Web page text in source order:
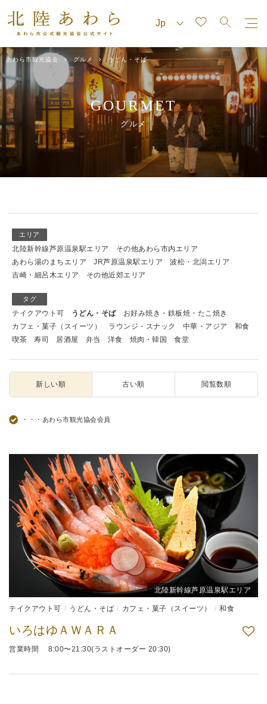
あわら市観光協会 グルメ うどん・そば
GOURMET
グルメ
エリア
北陸新幹線芦原温泉駅エリア
その他あわら市内エリア
あわら湯のまちエリア
JR芦原温泉駅エリア
波松・北潟エリア
吉崎・細呂木エリア
その他近郊エリア
タグ
テイクアウト可 うどん・そば
お好み焼き・鉄板焼・たこ焼き
カフェ・菓子（スイーツ）
ラウンジ・スナック 中華・アジア
和食
喫茶
寿司 居酒屋 弁当 洋食 焼肉・韓国 食堂
新しい順 古い順 閲覧数順
・・・あわら市観光協会会員
北陸新幹線芦原温泉駅エリア
テイクアウト可 うどん・そば カフェ・菓子（スイーツ） 和食
いろはゆＡＷＡＲＡ
営業時間 8:00〜21:30(ラストオーダー 20:30)